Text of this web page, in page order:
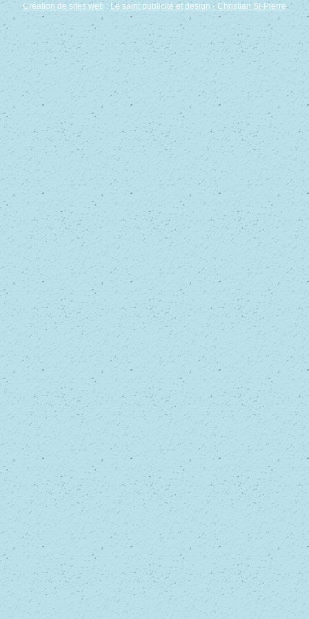
Création de sites web : Le saint publicité et design - Christian St-Pierre